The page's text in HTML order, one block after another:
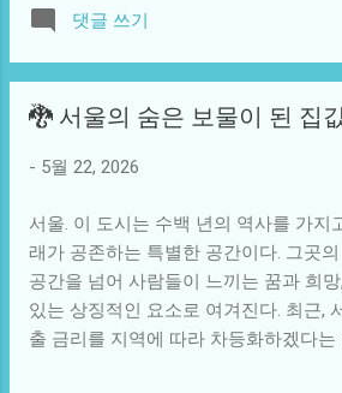
려다보이는 높은 언덕에서 결심했다. "
들고 수많은 난관을 헤쳐 나갔다. 그 과
과 만났다. 마을의 한 신령한 여인이 지
야 할 위험에 대해 경고하며 탁월한 조
가벼운 마음으로 찾아서는 안 된다."라
여야 한다고 했다. 그래서 지우는 희망
으로 계속 발걸음을 옮겼...
다’는 말과 함께 스타벅스의 공식 성명
의 투명성과 소비자 신뢰를 회복하기
질과 서비스에 관한 것이며, 문제가 제
이제 단순한 음료 품질을 넘어, 스타벅
으로 볼 때, 스타벅스는 단순한 커피숍
이는 사람들이 모이고 의견을 나누는
활의 일부분으로 변모했다. 통계에 따
Z세대는 커피숍에서의 시간을 소중하
케이션의 장으로 활용하고 있다. 따라서
댓글 쓰기
🐉 서울의 숨은 보물이 된 집
- 5월 22, 2026
서울. 이 도시는 수백 년의 역사를 가지
래가 공존하는 특별한 공간이다. 그곳
공간을 넘어 사람들이 느끼는 꿈과 희
있는 상징적인 요소로 여겨진다. 최근,
출 금리를 지역에 따라 차등화하겠다는